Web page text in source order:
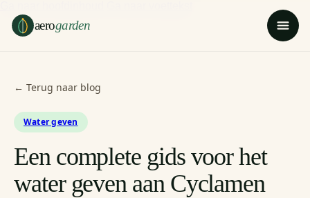
aerogarden
← Terug naar blog
Water geven
Een complete gids voor het
water geven aan Cyclamen